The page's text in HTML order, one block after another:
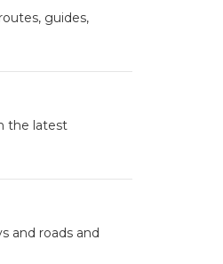
guides,
the latest
and roads and